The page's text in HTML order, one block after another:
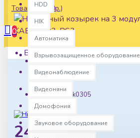
HDD
HIK
Автоматика
Взрывозащищенное оборудование
Видеонаблюдение
Видеоняни
Домофония
Звуковое оборудование
Товаров: 0 (0р.)
0
Ваша корзина пуста!
2412р.
Наличие:
Артикул:
hk0305